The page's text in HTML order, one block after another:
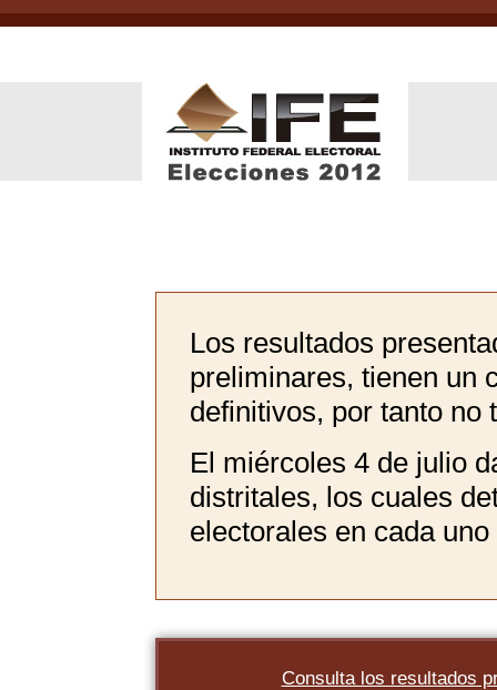
Los resultados
preliminares, tienen un
definitivos, por tanto no
El miércoles 4 de julio
distritales, los cuales
electorales en cada
Consulta los resultados